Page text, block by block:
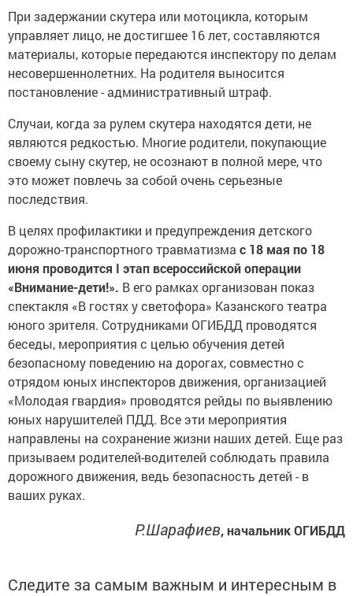
При задержании скутера или мотоцикла, которым
управляет лицо, не достигшее 16 лет, составляются
материалы, которые передаются инспектору по делам
несовершеннолетних. На родителя выносится
постановление - административный штраф.
Случаи, когда за рулем скутера находятся дети, не
являются редкостью. Многие родители, покупающие
своему сыну скутер, не осознают в полной мере, что
это может повлечь за собой очень серьезные
последствия.
В целях профилактики и предупреждения детского
дорожно-транспортного травматизма с 18 мая по 18
июня проводится I этап всероссийской операции
«Внимание-дети!». В его рамках организован показ
спектакля «В гостях у светофора» Казанского театра
юного зрителя. Сотрудниками ОГИБДД проводятся
беседы, мероприятия с целью обучения детей
безопасному поведению на дорогах, совместно с
отрядом юных инспекторов движения, организацией
«Молодая гвардия» проводятся рейды по выявлению
юных нарушителей ПДД. Все эти мероприятия
направлены на сохранение жизни наших детей. Еще раз
призываем родителей-водителей соблюдать правила
дорожного движения, ведь безопасность детей - в
ваших руках.
Р.Шарафиев, начальник ОГИБДД
Следите за самым важным и интересным в